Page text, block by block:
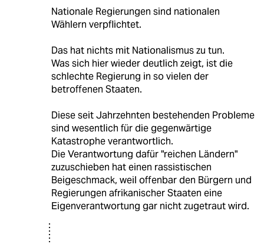
Nationale Regierungen sind nationalen
Wählern verpflichtet.
Das hat nichts mit Nationalismus zu tun.
Was sich hier wieder deutlich zeigt, ist die
schlechte Regierung in so vielen der
betroffenen Staaten.
Diese seit Jahrzehnten bestehenden Probleme
sind wesentlich für die gegenwärtige
Katastrophe verantwortlich.
Die Verantwortung dafür "reichen Ländern"
zuzuschieben hat einen rassistischen
Beigeschmack, weil offenbar den Bürgern und
Regierungen afrikanischer Staaten eine
Eigenverantwortung gar nicht zugetraut wird.